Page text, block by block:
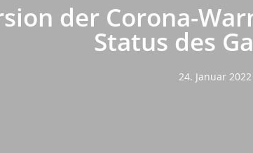
der Corona-
Status des
24. Januar 2022